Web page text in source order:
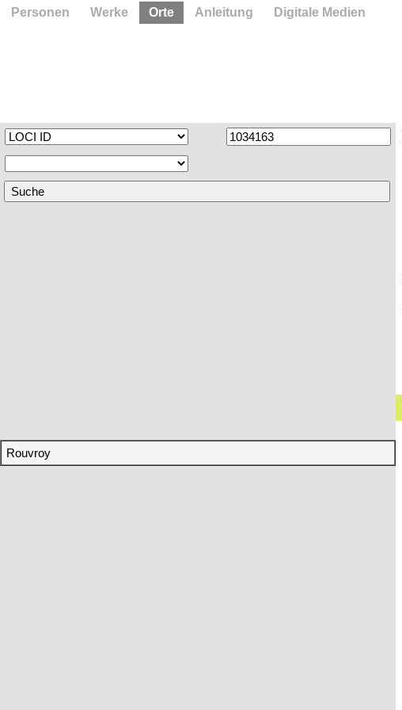
Rouvroy
Personen Werke Orte Anleitung Digitale Medien